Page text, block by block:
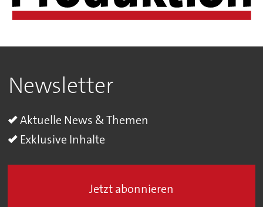
Newsletter
Aktuelle News & Themen
Exklusive Inhalte
Jetzt abonnieren